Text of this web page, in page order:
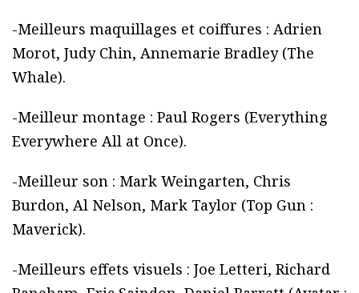
-Meilleurs maquillages et coiffures : Adrien
Morot, Judy Chin, Annemarie Bradley (The
Whale).
-Meilleur montage : Paul Rogers (Everything
Everywhere All at Once).
-Meilleur son : Mark Weingarten, Chris
Burdon, Al Nelson, Mark Taylor (Top Gun :
Maverick).
-Meilleurs effets visuels : Joe Letteri, Richard